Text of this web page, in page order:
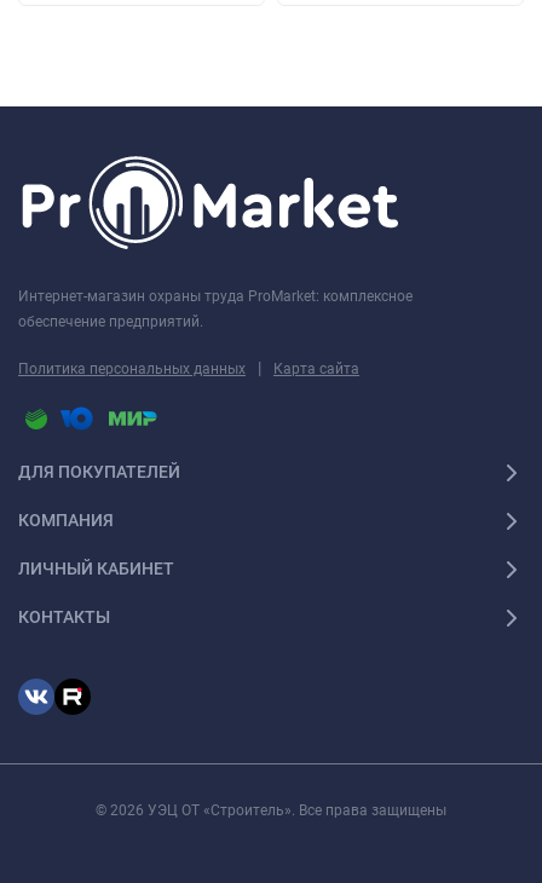
Интернет-магазин охраны труда ProMarket: комплексное
обеспечение предприятий.
Политика персональных данных | Карта сайта
ДЛЯ ПОКУПАТЕЛЕЙ
КОМПАНИЯ
ЛИЧНЫЙ КАБИНЕТ
КОНТАКТЫ
© 2026 УЭЦ ОТ «Строитель». Все права защищены